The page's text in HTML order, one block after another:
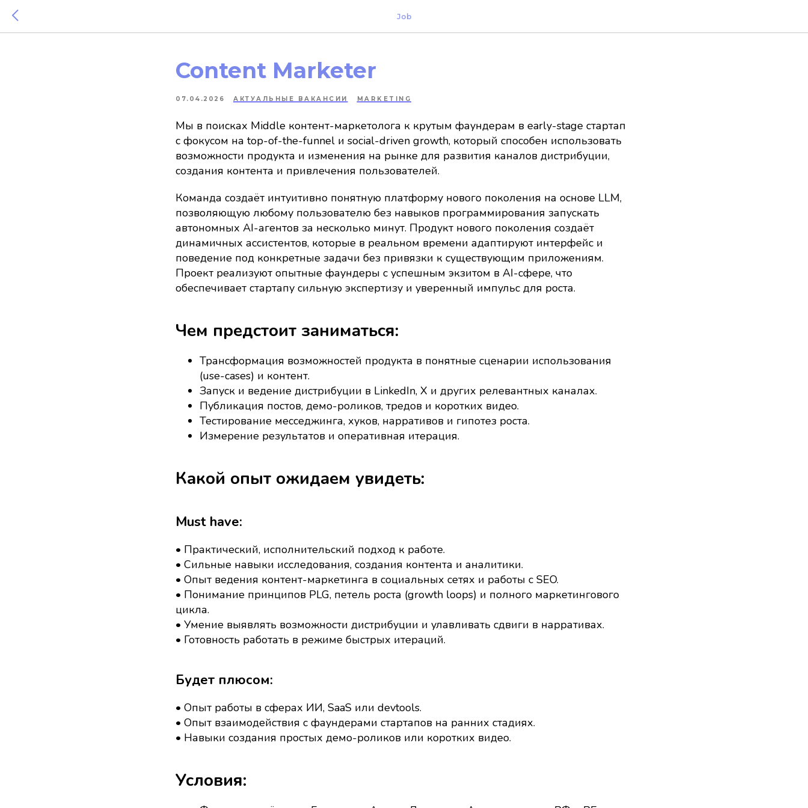
Job
Content Marketer
07.04.2026 АКТУАЛЬНЫЕ ВАКАНСИИ MARKETING
Мы в поисках Middle контент-маркетолога к крутым фаундерам в early-stage стартап
с фокусом на top-of-the-funnel и social-driven growth, который способен использовать
возможности продукта и изменения на рынке для развития каналов дистрибуции,
создания контента и привлечения пользователей.
Команда создаёт интуитивно понятную платформу нового поколения на основе LLM,
позволяющую любому пользователю без навыков программирования запускать
автономных AI-агентов за несколько минут. Продукт нового поколения создаёт
динамичных ассистентов, которые в реальном времени адаптируют интерфейс и
поведение под конкретные задачи без привязки к существующим приложениям.
Проект реализуют опытные фаундеры с успешным экзитом в AI-сфере, что
обеспечивает стартапу сильную экспертизу и уверенный импульс для роста.
Чем предстоит заниматься:
Трансформация возможностей продукта в понятные сценарии использования
(use-cases) и контент.
Запуск и ведение дистрибуции в LinkedIn, X и других релевантных каналах.
Публикация постов, демо-роликов, тредов и коротких видео.
Тестирование месседжинга, хуков, нарративов и гипотез роста.
Измерение результатов и оперативная итерация.
Какой опыт ожидаем увидеть:
Must have:
• Практический, исполнительский подход к работе.
• Сильные навыки исследования, создания контента и аналитики.
• Опыт ведения контент-маркетинга в социальных сетях и работы с SEO.
• Понимание принципов PLG, петель роста (growth loops) и полного маркетингового
цикла.
• Умение выявлять возможности дистрибуции и улавливать сдвиги в нарративах.
• Готовность работать в режиме быстрых итераций.
Будет плюсом:
• Опыт работы в сферах ИИ, SaaS или devtools.
• Опыт взаимодействия с фаундерами стартапов на ранних стадиях.
• Навыки создания простых демо-роликов или коротких видео.
Условия: